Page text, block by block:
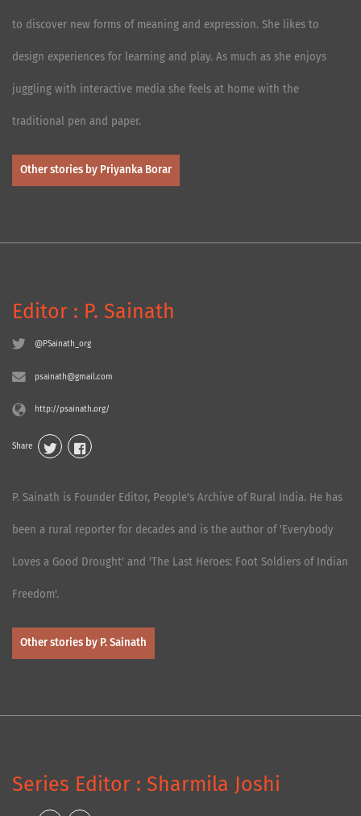
to discover new forms of meaning and expression. She likes to
design experiences for learning and play. As much as she enjoys
juggling with interactive media she feels at home with the
traditional pen and paper.
Other stories by Priyanka Borar
Editor : P. Sainath
@PSainath_org
psainath@gmail.com
http://psainath.org/
Share
P. Sainath is Founder Editor, People's Archive of Rural India. He has
been a rural reporter for decades and is the author of 'Everybody
Loves a Good Drought' and 'The Last Heroes: Foot Soldiers of Indian
Freedom'.
Other stories by P. Sainath
Series Editor : Sharmila Joshi